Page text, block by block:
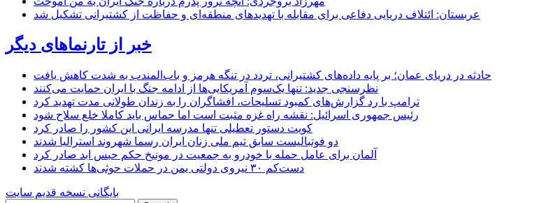
عربستان: ائتلاف دریایی دفاعی برای مقابله با تهدیدهای منطقه‌ای و حفاظت از کشتیرانی تشکیل شد
خبر از تارنماهای دیگر
حادثه در دریای عمان؛ بر پایه داده‌های کشتیرانی، تردد در تنگه هرمز و باب‌المندب به شدت کاهش یافت
نظرسنجی جدید: تنها یک‌سوم آمریکایی‌ها از ادامه جنگ با ایران حمایت می‌کنند
ترامپ با رد گزارش‌های کمبود تسلیحات، افشاگران را به زندان طولانی مدت تهدید کرد
رئیس‌ جمهوری اسرائیل: نقشه راه غزه مثبت است اما حماس باید کاملا خلع سلاح شود
کویت دستور تعطیلی تنها مدرسه ایرانی این کشور را صادر کرد
دو فوتبالیست سابق تیم ملی زنان ایران رسما شهروند استرالیا شدند
آلمان برای عامل حمله با خودرو به جمعیت در مونیخ حکم حبس ابد صادر کرد
دست‌کم ۳۰ نیروی دولتی یمن در حملات حوثی‌ها کشته شدند
بایگانی نسخه قدیم سایت